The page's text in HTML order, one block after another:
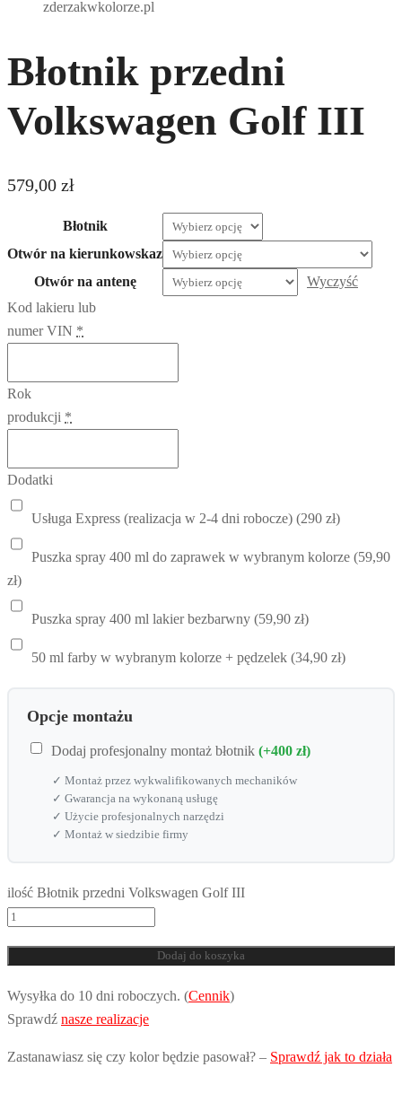
Błotnik przedni
Volkswagen Golf III
579,00 zł
Błotnik
Otwór na kierunkowskaz
Otwór na antenę
Wyczyść
Kod lakieru lub
numer VIN *
Rok
produkcji *
Dodatki
Usługa Express (realizacja w 2-4 dni robocze) (290 zł)
Puszka spray 400 ml do zaprawek w wybranym kolorze (59,90
zł)
Puszka spray 400 ml lakier bezbarwny (59,90 zł)
50 ml farby w wybranym kolorze + pędzelek (34,90 zł)
Opcje montażu
Dodaj profesjonalny montaż błotnik (+400 zł)
✓ Montaż przez wykwalifikowanych mechaników
✓ Gwarancja na wykonaną usługę
✓ Użycie profesjonalnych narzędzi
✓ Montaż w siedzibie firmy
ilość Błotnik przedni Volkswagen Golf III
Dodaj do koszyka
Wysyłka do 10 dni roboczych. (Cennik)
Sprawdź nasze realizacje
Zastanawiasz się czy kolor będzie pasował? – Sprawdź jak to działa